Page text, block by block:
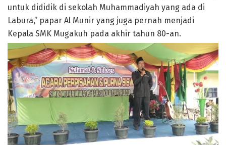
untuk dididik di sekolah Muhammadiyah yang ada di
Labura,” papar Al Munir yang juga pernah menjadi
Kepala SMK Mugakuh pada akhir tahun 80-an.